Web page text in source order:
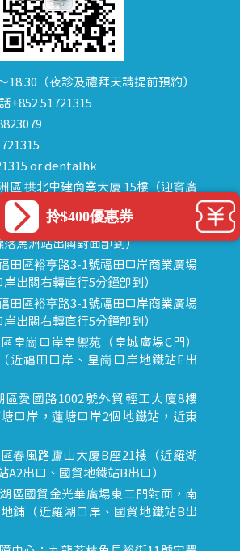
18:30（夜診及禮拜天請提前預約）
+852 51721315
or dentalhk
區 拱北中建商業大廈 15樓（迎賓廣
步行8分鐘直達
田區福田口岸正對面，海悅華城
落馬洲站出關對面即到）
田區裕亨路3-1號福田口岸商業廣場
出關右轉直行5分鐘即到）
田區裕亨路3-1號福田口岸商業廣場
出關右轉直行5分鐘即到）
皇崗口岸皇禦苑（皇城廣場C門）
近福田口岸、皇崗口岸地鐵站E出
愛國路1002號外貿輕工大廈8樓
塘口岸，蓮塘口岸2個地鐵站，近東
春風路廬山大廈B座21樓（近羅湖
A2出口、國貿地鐵站B出口）
區國貿金光華廣場東二門對面，南
鋪（近羅湖口岸、國貿地鐵站B出
拎$400優惠券